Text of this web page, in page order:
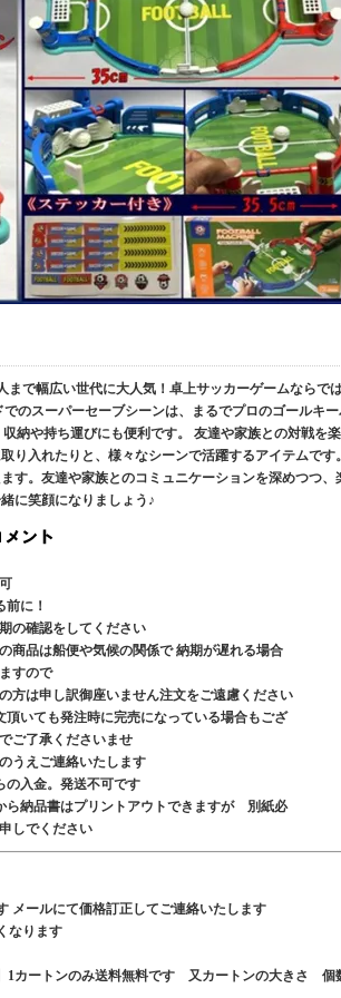
で幅広い世代に大人気！卓上サッカーゲームならで
のスーパーセーブシーンは、まるでプロのゴールキ
納や持ち運びにも便利です。 友達や家族との対戦を楽
り入れたりと、様々なシーンで活躍するアイテムです
す。友達や家族とのコミュニケーションを深めつつ、
に笑顔になりましょう♪
可
前に！
の確認をしてください
商品は船便や気候の関係で 納期が遅れる場合
すので
方は申し訳御座いません注文をご遠慮ください
頂いても発注時に完売になっている場合もござ
ご了承くださいませ
うえご連絡いたします
の入金。発送不可です
ら納品書はプリントアウトできますが 別紙必
しでください
メールにて価格訂正してご連絡いたします
なります
1カートンのみ送料無料です 又カートンの大きさ 個